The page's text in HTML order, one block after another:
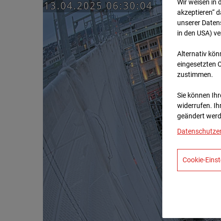
Wir weisen in
akzeptieren“
unserer
in den USA)
Alternativ
eingesetzten
zustimmen.
Sie können
widerrufen.
geändert
Cookie-